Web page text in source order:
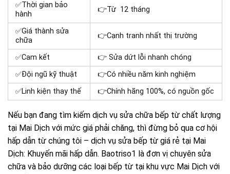
✅Thời gian bảo
hành
👉Từ 12 tháng
✅Giá thành sửa
chữa
👉Cạnh tranh nhất thị trường
✅Cam kết
👉 Sửa dứt lỗi nhanh chóng
✅Đội ngũ kỹ thuật
👉Có nhiều năm kinh nghiệm
✅Linh kiện thay thế
👉Chính hãng 100%, có nguồn gốc
Nếu bạn đang tìm kiếm dịch vụ sửa chữa bếp từ chất lượng
tại Mai Dịch với mức giá phải chăng, thì đừng bỏ qua cơ hội
hấp dẫn từ chúng tôi – dịch vụ sửa bếp từ giá rẻ tại Mai
Dịch: Khuyến mãi hấp dẫn. Baotriso1 là đơn vị chuyên sửa
chữa và bảo dưỡng các loại bếp từ tại khu vực Mai Dịch với